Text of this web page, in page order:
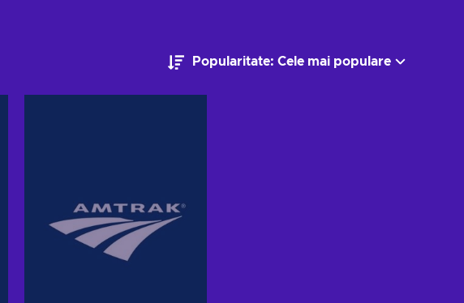
Popularitate: Cele mai populare